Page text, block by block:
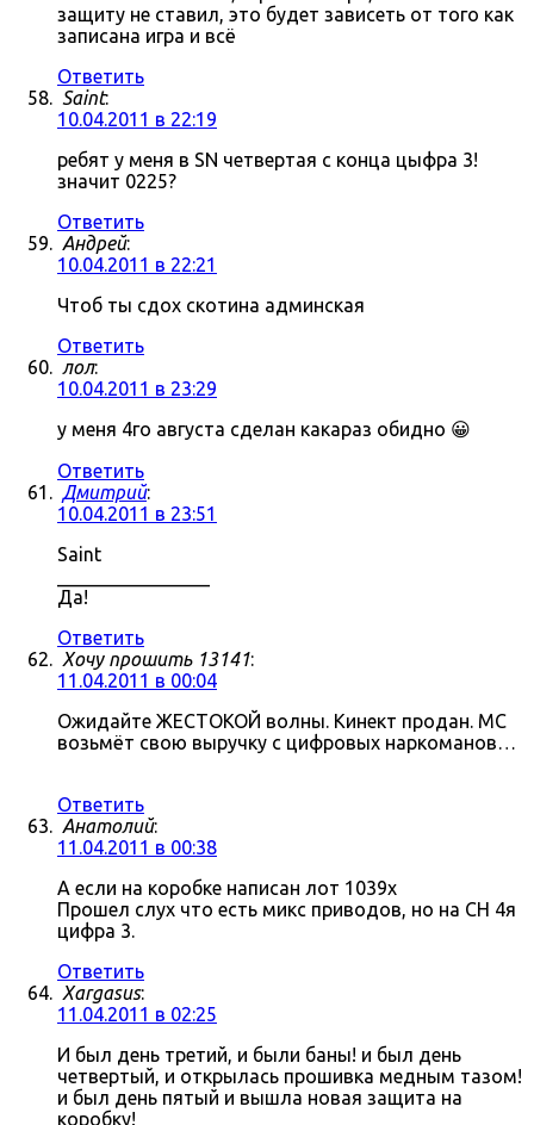
защиту не ставил, это будет зависеть от того как
записана игра и всё
Ответить
Saint:
10.04.2011 в 22:19
ребят у меня в SN четвертая с конца цыфра 3!
значит 0225?
Ответить
Андрей:
10.04.2011 в 22:21
Чтоб ты сдох скотина админская
Ответить
лол:
10.04.2011 в 23:29
у меня 4го августа сделан какараз обидно 😀
Ответить
Дмитрий:
10.04.2011 в 23:51
Saint
Да!
Ответить
Хочу прошить 13141:
11.04.2011 в 00:04
Ожидайте ЖЕСТОКОЙ волны. Кинект продан. МС
возьмёт свою выручку с цифровых наркоманов…
Ответить
Анатолий:
11.04.2011 в 00:38
А если на коробке написан лот 1039x
Прошел слух что есть микс приводов, но на СН 4я
цифра 3.
Ответить
Xargasus:
11.04.2011 в 02:25
И был день третий, и были баны! и был день
четвертый, и открылась прошивка медным тазом!
и был день пятый и вышла новая защита на
коробку!